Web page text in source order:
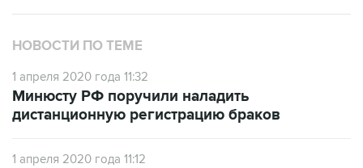
НОВОСТИ ПО ТЕМЕ
1 апреля 2020 года 11:32
Минюсту РФ поручили наладить
дистанционную регистрацию браков
1 апреля 2020 года 11:12